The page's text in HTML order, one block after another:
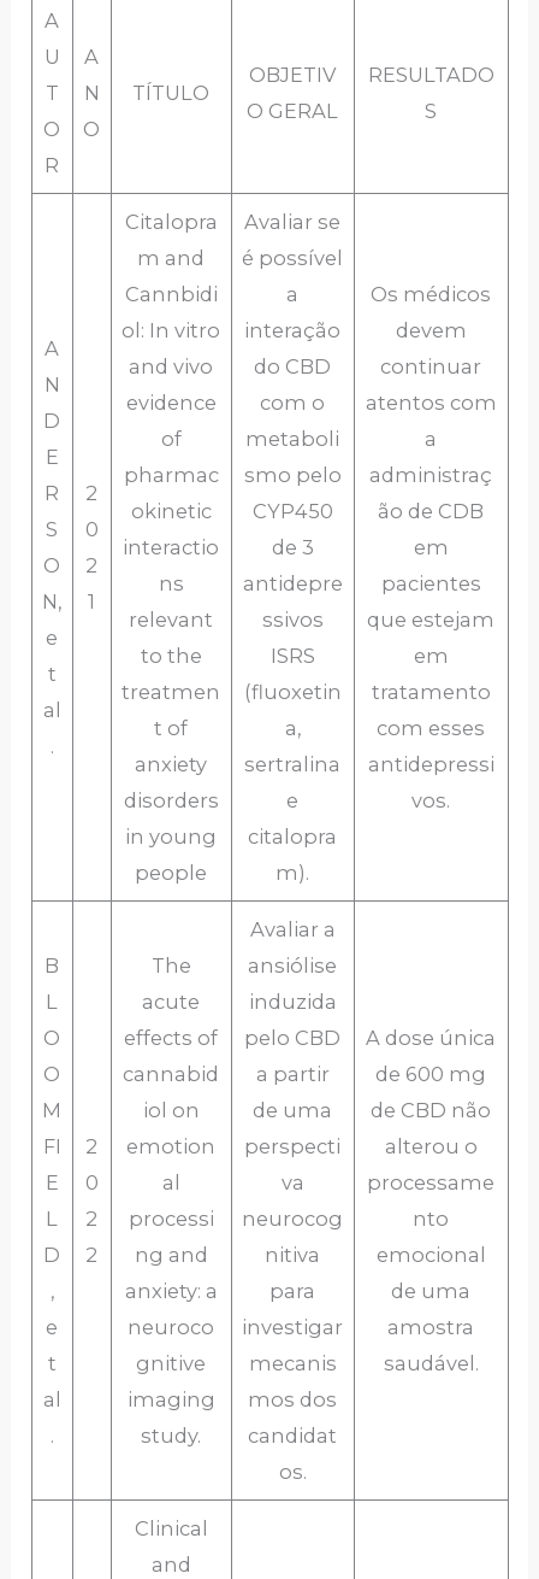
A
U
T
O
R
A
N
O
TÍTULO
OBJETIV
O GERAL
RESULTADO
S
A
N
D
E
R
S
O
N,
e
t
al
.
2
0
2
1
Citalopra
m and
Cannbidi
ol: In vitro
and vivo
evidence
of
pharmac
okinetic
interactio
ns
relevant
to the
treatmen
t of
anxiety
disorders
in young
people
Avaliar se
é possível
a
interação
do CBD
com o
metaboli
smo pelo
CYP450
de 3
antidepre
ssivos
ISRS
(fluoxetin
a,
sertralina
e
citalopra
m).
Os médicos
devem
continuar
atentos com
a
administraç
ão de CDB
em
pacientes
que estejam
em
tratamento
com esses
antidepressi
vos.
B
L
O
O
M
FI
E
L
D
,
e
t
al
.
2
0
2
2
The
acute
effects of
cannabid
iol on
emotion
al
processi
ng and
anxiety: a
neuroco
gnitive
imaging
study.
Avaliar a
ansiólise
induzida
pelo CBD
a partir
de uma
perspecti
va
neurocog
nitiva
para
investigar
mecanis
mos dos
candidat
os.
A dose única
de 600 mg
de CBD não
alterou o
processame
nto
emocional
de uma
amostra
saudável.
Clinical
and